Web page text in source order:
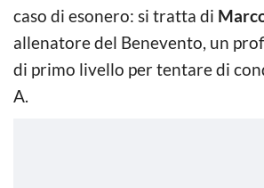
caso di esonero: si tratta di
allenatore del Benevento, un
di primo livello per tentare di
A.